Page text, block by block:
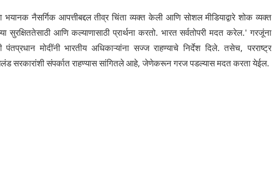
भयानक नैसर्गिक आपत्तीबद्दल तीव्र चिंता व्यक्त केली आणि सोशल मीडियाद्वारे शोक व्यक्त
सुरक्षिततेसाठी आणि कल्याणासाठी प्रार्थना करतो. भारत सर्वतोपरी मदत करेल.' गरजूंना
पंतप्रधान मोदींनी भारतीय अधिकाऱ्यांना सज्ज राहण्याचे निर्देश दिले. तसेच, परराष्ट्र
सरकारांशी संपर्कात राहण्यास सांगितले आहे, जेणेकरून गरज पडल्यास मदत करता येईल.